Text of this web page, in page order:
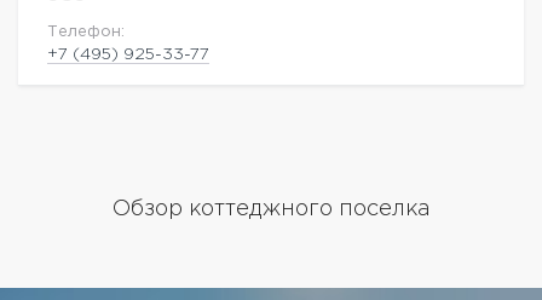
Телефон:
+7 (495) 925-33-77
Обзор коттеджного поселка